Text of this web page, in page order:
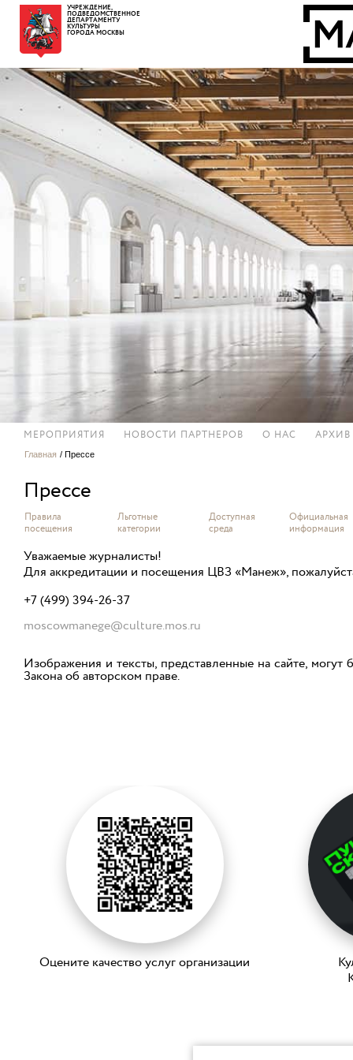
УЧРЕЖДЕНИЕ,
ПОДВЕДОМСТВЕННОЕ
ДЕПАРТАМЕНТУ
КУЛЬТУРЫ
ГОРОДА МОСКВЫ
МЕРОПРИЯТИЯ НОВОСТИ ПАРТНЕРОВ О НАС АРХИВ
Главная / Прессе
Прессе
Правила
посещения
Льготные
категории
Доступная
среда
Официальная
информация
Уважаемые журналисты!
Для аккредитации и посещения ЦВЗ «Манеж»,
+7 (499) 394-26-37
moscowmanege@culture.mos.ru
Изображения и тексты, представленные на сайте,
Закона об авторском праве.
Оцените качество услуг организации